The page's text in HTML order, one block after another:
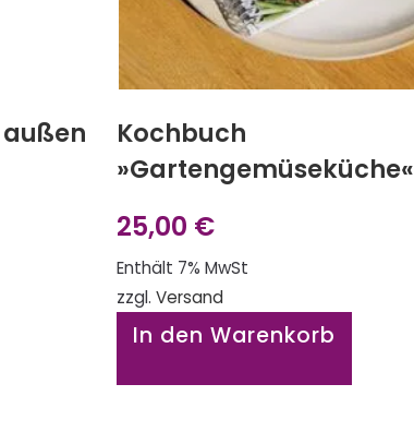
Kochbuch
»Gartengemüseküche«
25,00 €
Enthält 7% MwSt
zzgl.Versand
In den Warenkorb